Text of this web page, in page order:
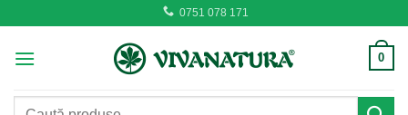
content
0751 078 171
0
Caută